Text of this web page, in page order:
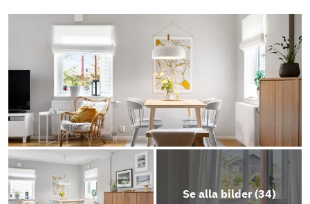
Årsredovisning 2023/2024
Årsredovisning 20242025 - receipt s76rv
Objektsbeskrivning
Se alla bilder (34)